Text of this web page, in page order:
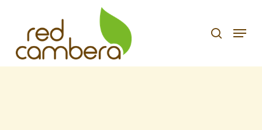
content
Menu